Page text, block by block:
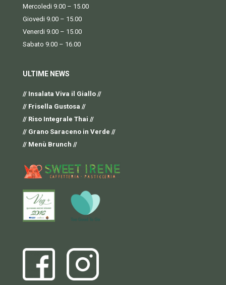
Mercoledi 9.00 – 15.00
Giovedi 9.00 – 15.00
Venerdi 9.00 – 15.00
Sabato 9.00 – 16.00
ULTIME NEWS
// Insalata Viva il Giallo //
// Frisella Gustosa //
// Riso Integrale Thai //
// Grano Saraceno in Verde //
// Menù Brunch //